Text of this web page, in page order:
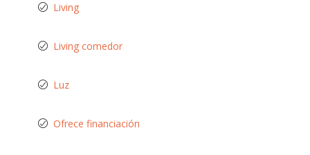
Living
Living comedor
Luz
Ofrece financiación